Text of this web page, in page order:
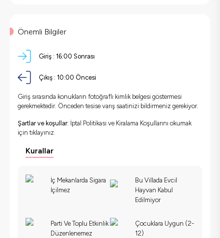
Önemli Bilgiler
Giriş : 16:00 Sonrası
Çıkış : 10:00 Öncesi
Giriş sırasında konukların fotoğraflı kimlik belgesi göstermesi
gerekmektedir. Önceden tesise varış saatinizi bildirmeniz gerekiyor.
Şartlar ve koşullar: İptal Politikası ve Kiralama Koşullarını okumak
için tıklayınız.
Kurallar
İç Mekanlarda Sigara
İçilmez
Bu Villada Evcil
Hayvan Kabul
Edilmiyor
Parti Ve Toplu Etkinlik
Düzenlenemez
Çocuklara Uygun (2-
12)